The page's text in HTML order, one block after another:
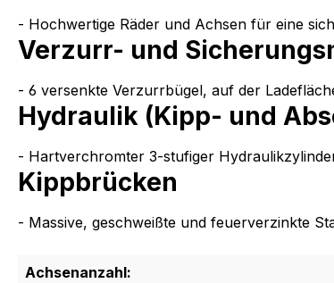
- Hochwertige Räder und Achsen für eine
Verzurr- und
- 6 versenkte Verzurrbügel, auf der
Hydraulik (Kipp- und
- Hartverchromter 3-stufiger
Kippbrücken
- Massive, geschweißte und feuerverzinkte
Achsenanzahl: